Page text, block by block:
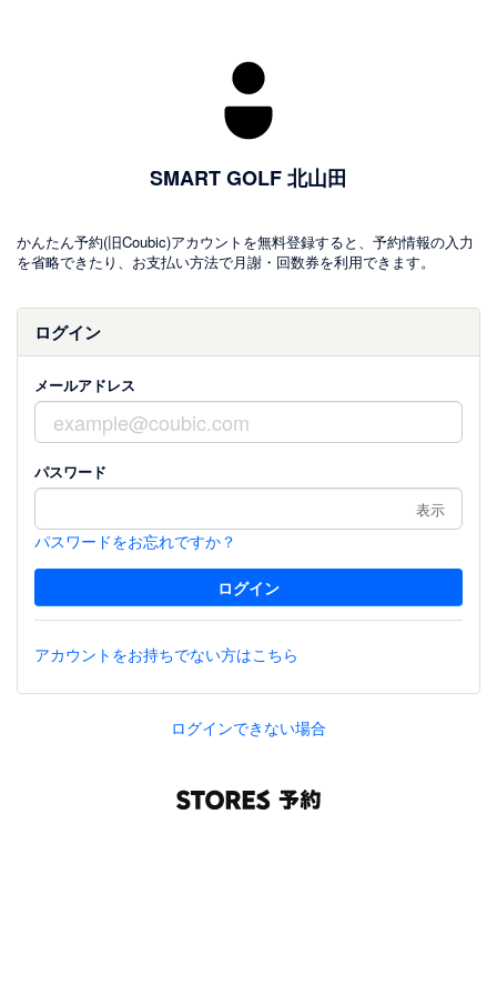
SMART GOLF 北山田
かんたん予約(旧Coubic)アカウントを無料登録すると、予約情報の入力
を省略できたり、お支払い方法で月謝・回数券を利用できます。
ログイン
メールアドレス
パスワード
表示
パスワードをお忘れですか？
アカウントをお持ちでない方はこちら
ログインできない場合